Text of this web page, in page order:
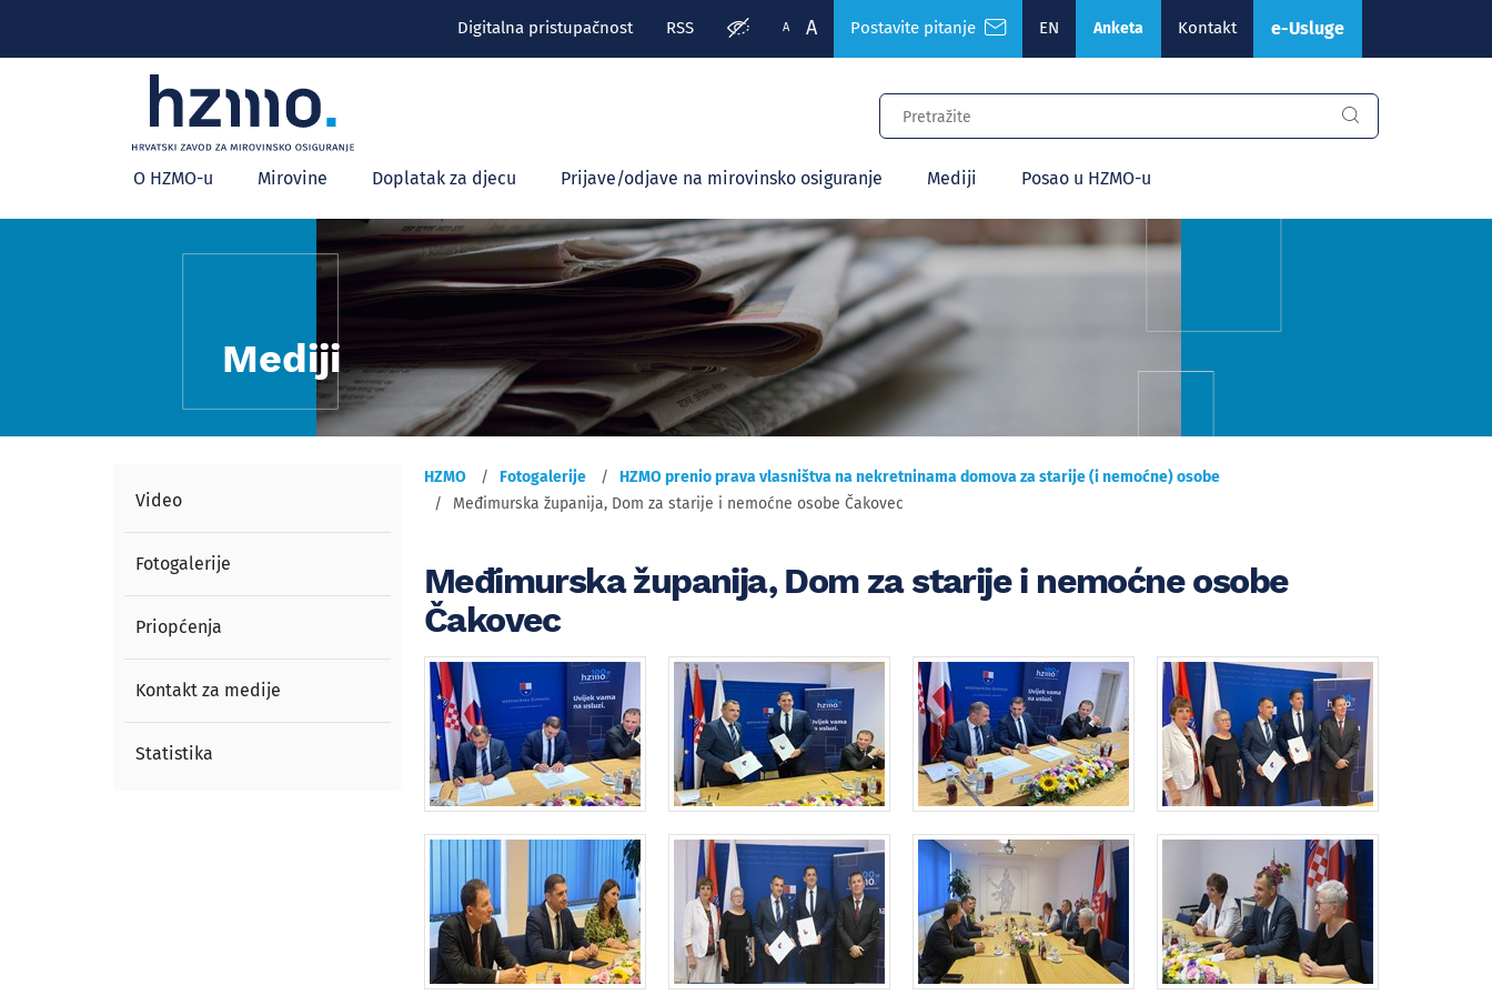
Digitalna pristupačnost RSS A A Postavite pitanje EN Anketa Kontakt e-Usluge
Glavni
izbornik
O HZMO-u Mirovine Doplatak za djecu Prijave/odjave na mirovinsko osiguranje Mediji Posao u HZMO-u
Mediji
Video
Fotogalerije
Priopćenja
Kontakt za medije
Statistika
HZMO Fotogalerije
HZMO prenio prava vlasništva na nekretninama domova za starije (i nemoćne) osobe
Međimurska županija, Dom za starije i nemoćne osobe Čakovec
Međimurska županija, Dom za starije i nemoćne osobe
Čakovec